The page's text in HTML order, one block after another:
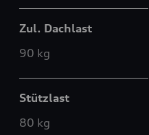
Zul. Dachlast
90 kg
Stützlast
80 kg